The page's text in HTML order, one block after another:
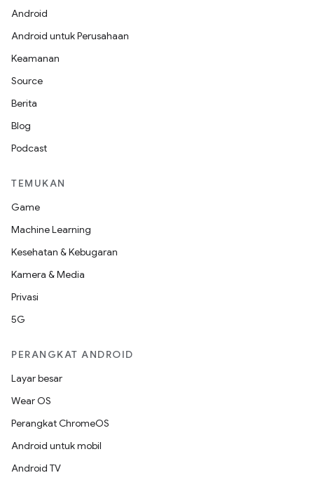
Android
Android untuk Perusahaan
Keamanan
Source
Berita
Blog
Podcast
TEMUKAN
Game
Machine Learning
Kesehatan & Kebugaran
Kamera & Media
Privasi
5G
PERANGKAT ANDROID
Layar besar
Wear OS
Perangkat ChromeOS
Android untuk mobil
Android TV